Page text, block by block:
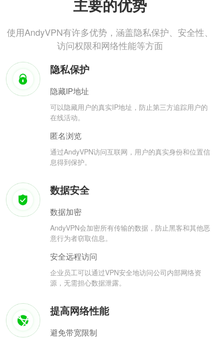
主要的优势
使用AndyVPN有许多优势，涵盖隐私保护、安全性、
访问权限和网络性能等方面
隐私保护
隐藏IP地址
可以隐藏用户的真实IP地址，防止第三方追踪用户的
在线活动。
匿名浏览
通过AndyVPN访问互联网，用户的真实身份和位置信
息得到保护。
数据安全
数据加密
AndyVPN会加密所有传输的数据，防止黑客和其他恶
意行为者窃取信息。
安全远程访问
企业员工可以通过VPN安全地访问公司内部网络资
源，无需担心数据泄露。
提高网络性能
避免带宽限制